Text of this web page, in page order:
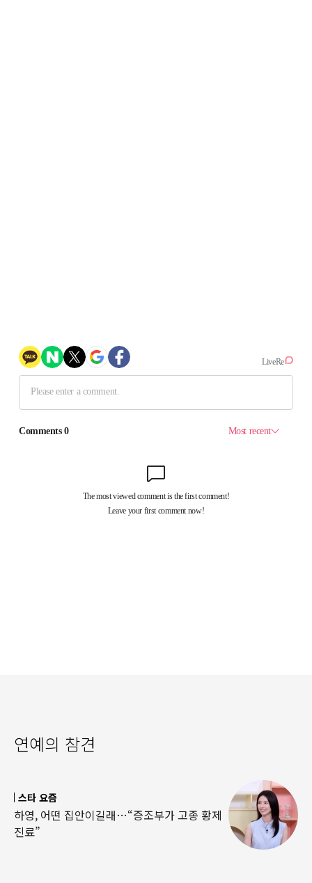
연예의 참견
스타 요즘
하영, 어떤 집안이길래…“증조부가 고종 황제
진료”